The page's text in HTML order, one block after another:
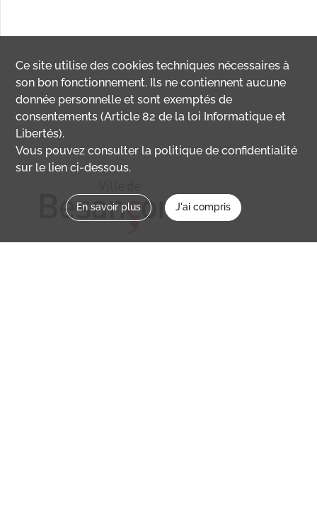
Ce site utilise descookies techniques nécessaires à
son bon fonctionnement. Ils ne contiennent aucune
donnée personnelle et sont exemptés de
consentements (Article 82 de la loi Informatique et
Libertés).
Vous pouvez consulter la politique de confidentialité
sur le lien ci-dessous.
En savoir plus J'ai compris